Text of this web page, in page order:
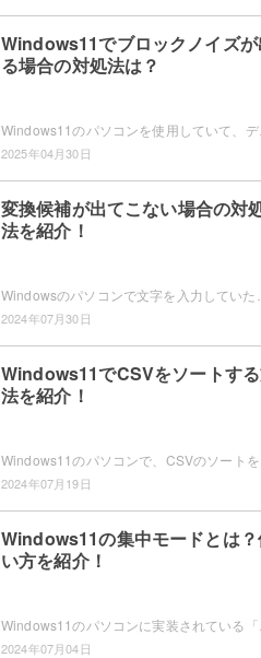
Windows11でブロックノイズ
る場合の対処法は？
Windows11のパソコンを使用して
2025年04月30日
変換候補が出てこない場合の対
法を紹介！
2024年07月30日
Windows11でCSVをソートす
法を紹介！
2024年07月19日
Windows11の集中モードとは
い方を紹介！
2024年07月04日